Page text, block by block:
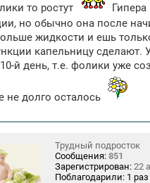
н
и
то ростут
но обычно она после
жидкости и ешь
капельницу сделают.
й день, т.е. фолики уже
не долго осталось
Трудный подросток
Сообщения: 851
Зарегистрирован: 22
Поблагодарили: 1 раз